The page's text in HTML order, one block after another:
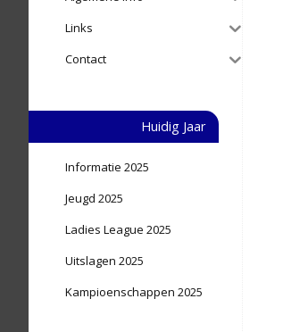
Links
Contact
Huidig Jaar
Informatie 2025
Jeugd 2025
Ladies League 2025
Uitslagen 2025
Kampioenschappen 2025